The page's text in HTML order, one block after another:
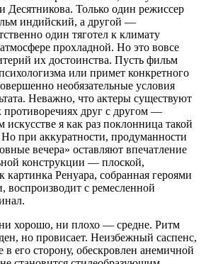
Десятникова. Только один режиссер
индийский, а другой —
один тяготел к климату
прохладной. Но это вовсе
их достоинства. Пусть фильм
или примет конкретного
необязательные условия
Неважно, что актеры существуют
противоречиях друг с другом —
я как раз поклонница такой
Но при аккуратности, продуманности
вечера» оставляют впечатление
конструкции — плоской,
картинка Ренуара, собранная героями
воспроизводит с ремесленной
хорошо, ни плохо — средне. Ритм
но провисает. Неизбежный саспенс,
его сторону, обескровлен анемичной